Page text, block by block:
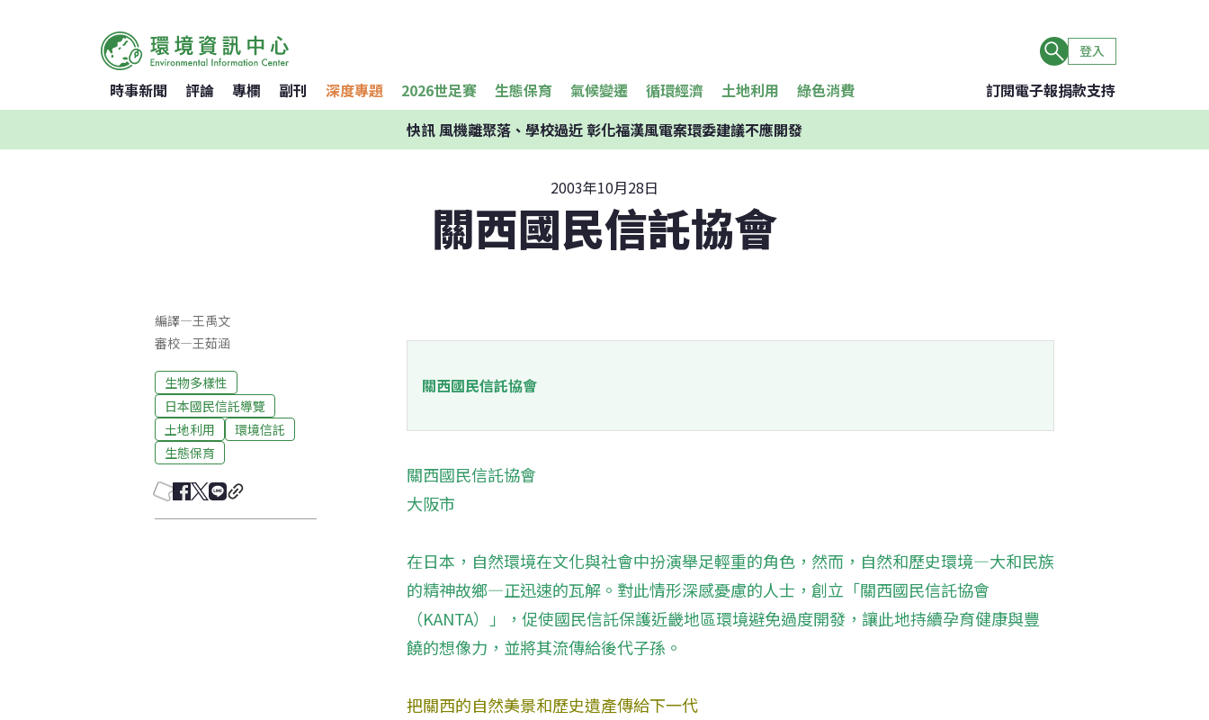
登入
時事新聞 評論 專欄 副刊 深度專題 2026世足賽 生態保育 氣候變遷 循環經濟 土地利用 綠色消費 訂閱電子報捐款支持
快訊風機離聚落、學校過近 彰化福漢風電案環委建議不應開發
2003年10月28日
關西國民信託協會
編譯—王禹文
審校—王茹涵
生物多樣性
日本國民信託導覽
土地利用
環境信託
生態保育
關西國民信託協會
關西國民信託協會
大阪市
在日本，自然環境在文化與社會中扮演舉足輕重的角色，然而，自然和歷史環境—大和民族
的精神故鄉—正迅速的瓦解。對此情形深感憂慮的人士，創立「關西國民信託協會
（KANTA）」，促使國民信託保護近畿地區環境避免過度開發，讓此地持續孕育健康與豐
饒的想像力，並將其流傳給後代子孫。
把關西的自然美景和歷史遺產傳給下一代